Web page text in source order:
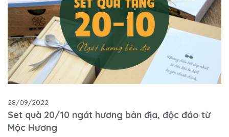
28/09/2022
Set quà 20/10 ngát hương bản địa, độc đáo từ
Mộc Hương